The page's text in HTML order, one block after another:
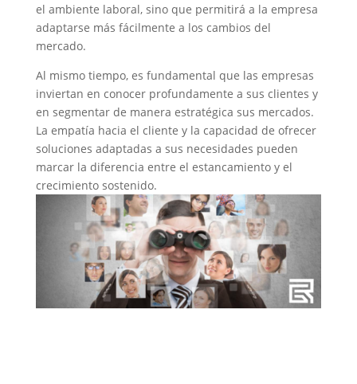
el ambiente laboral, sino que permitirá a la empresa
adaptarse más fácilmente a los cambios del
mercado.
Al mismo tiempo, es fundamental que las empresas
inviertan en conocer profundamente a sus clientes y
en segmentar de manera estratégica sus mercados.
La empatía hacia el cliente y la capacidad de ofrecer
soluciones adaptadas a sus necesidades pueden
marcar la diferencia entre el estancamiento y el
crecimiento sostenido.